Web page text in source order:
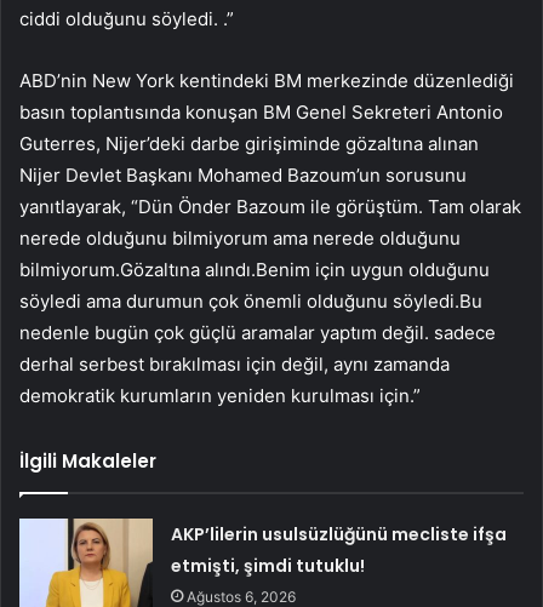
ciddi olduğunu söyledi. .”
ABD’nin New York kentindeki BM merkezinde düzenlediği
basın toplantısında konuşan BM Genel Sekreteri Antonio
Guterres, Nijer’deki darbe girişiminde gözaltına alınan
Nijer Devlet Başkanı Mohamed Bazoum’un sorusunu
yanıtlayarak, “Dün Önder Bazoum ile görüştüm. Tam olarak
nerede olduğunu bilmiyorum ama nerede olduğunu
bilmiyorum.Gözaltına alındı.Benim için uygun olduğunu
söyledi ama durumun çok önemli olduğunu söyledi.Bu
nedenle bugün çok güçlü aramalar yaptım değil. sadece
derhal serbest bırakılması için değil, aynı zamanda
demokratik kurumların yeniden kurulması için.”
İlgili Makaleler
AKP’lilerin usulsüzlüğünü mecliste ifşa
etmişti, şimdi tutuklu!
Ağustos 6, 2026